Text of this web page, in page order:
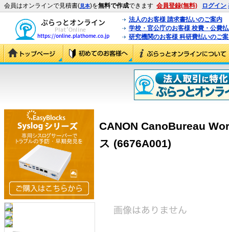
会員はオンラインで見積書(見本)を無料で作成できます 会員登録(無料) ログイン
法人のお客様 請求書払いのご案内
学校・官公庁のお客様 校費・公費
研究機関のお客様 科研費払いのご
CANON CanoBureau
ス (6676A001)